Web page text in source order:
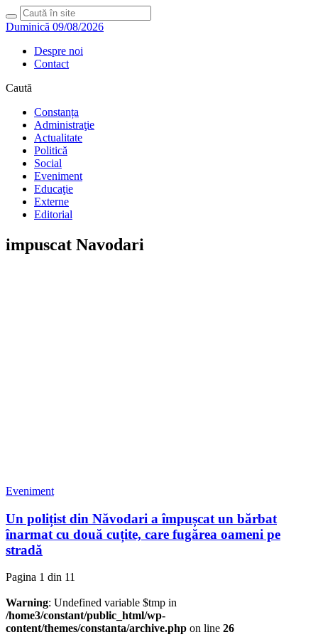
Duminică 09/08/2026
Despre noi
Contact
Caută
Constanța
Administraţie
Actualitate
Politică
Social
Eveniment
Educaţie
Externe
Editorial
impuscat Navodari
Eveniment
Un polițist din Năvodari a împușcat un bărbat
înarmat cu două cuțite, care fugărea oameni pe
stradă
Pagina 1 din 11
Warning: Undefined variable $tmp in
/home3/constant/public_html/wp-
content/themes/constanta/archive.php on line 26